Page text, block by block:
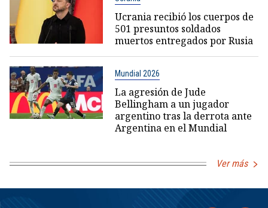
Ucrania recibió los cuerpos de
501 presuntos soldados
muertos entregados por Rusia
Mundial 2026
La agresión de Jude
Bellingham a un jugador
argentino tras la derrota ante
Argentina en el Mundial
Ver más